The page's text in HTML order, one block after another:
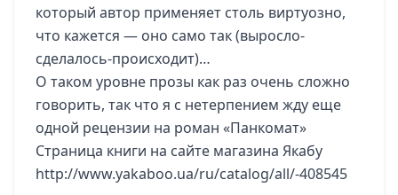
который автор применяет столь виртуозно,
что кажется — оно само так (выросло-
сделалось-происходит)…
О таком уровне прозы как раз очень сложно
говорить, так что я с нетерпением жду еще
одной рецензии на роман «Панкомат»
Страница книги на сайте магазина Якабу
http://www.yakaboo.ua/ru/catalog/all/-408545